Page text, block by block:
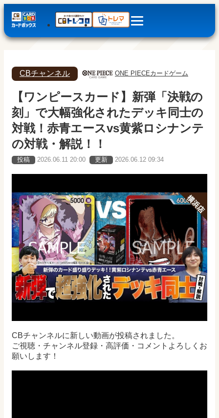
CBチャンネル ONE PIECEカードゲーム
【ワンピースカード】新弾「決戦の
刻」で大幅強化されたデッキ同士の
対戦！赤青エースvs黄紫ロシナンテ
の対戦・解説！！
投稿 2026.06.11 20:00 更新 2026.06.12 09:34
CBチャンネルに新しい動画が投稿されました。
ご視聴・チャンネル登録・高評価・コメントよろしくお
願いします！